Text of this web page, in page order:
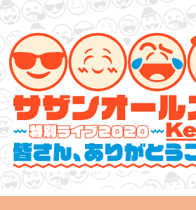
サザンオールスターズ 特別ライブ 2020